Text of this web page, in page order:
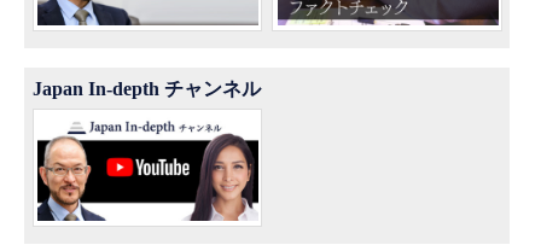
Japan In-depth チャンネル